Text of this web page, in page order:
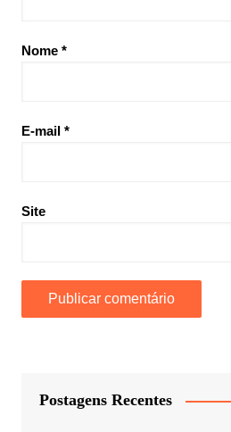
Nome *
E-mail *
Site
Postagens Recentes